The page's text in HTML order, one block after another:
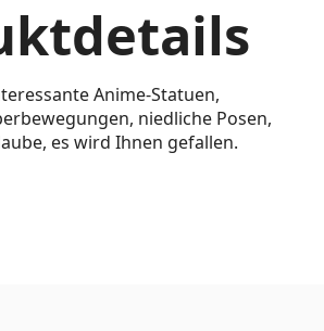
Anime-Statuen,
niedliche Posen,
es wird Ihnen gefallen.